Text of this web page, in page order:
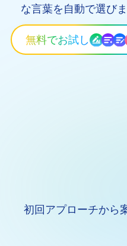
な言葉を自動で選び
無料でお試し
初回アプローチから